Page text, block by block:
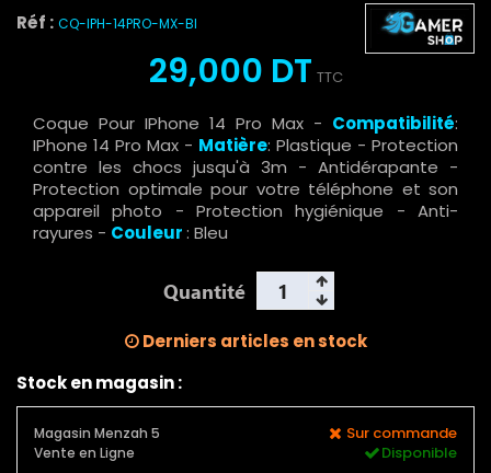
Réf : CQ-IPH-14PRO-MX-Bl
29,000 DT TTC
Coque Pour IPhone 14 Pro Max - Compatibilité:
IPhone 14 Pro Max - Matière: Plastique - Protection
contre les chocs jusqu'à 3m - Antidérapante -
Protection optimale pour votre téléphone et son
appareil photo - Protection hygiénique - Anti-
rayures - Couleur: Bleu
Quantité
Derniers articles en stock
Stock en magasin :
Magasin Menzah 5 Sur commande
Vente en Ligne Disponible